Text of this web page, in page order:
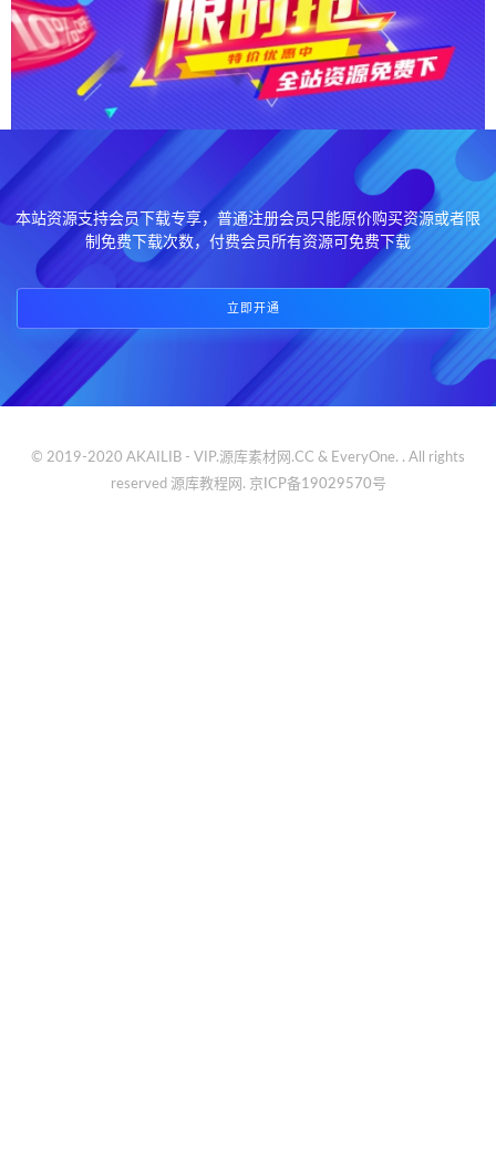
本站资源支持会员下载专享，普通注册会员只能原价购买资源或者限
制免费下载次数，付费会员所有资源可免费下载
立即开通
© 2019-2020 AKAILIB - VIP.源库素材网.CC & EveryOne. . All rights
reserved 源库教程网. 京ICP备19029570号